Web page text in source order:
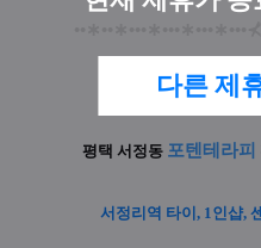
다른 제
평택 서정동 포텐테라피
서정리역 타이, 1인샵,